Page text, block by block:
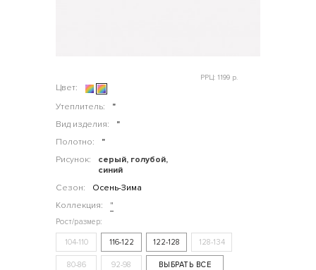
Цвет:
Утеплитель:
"
Вид изделия:
"
Полотно:
"
Рисунок:
серый, голубой,
синий
Сезон:
Осень-Зима
Коллекция:
"
РРЦ: 1199 р.
104-110 116-122 122-128 128-134
80-86 92-98 ВЫБРАТЬ ВСЕ